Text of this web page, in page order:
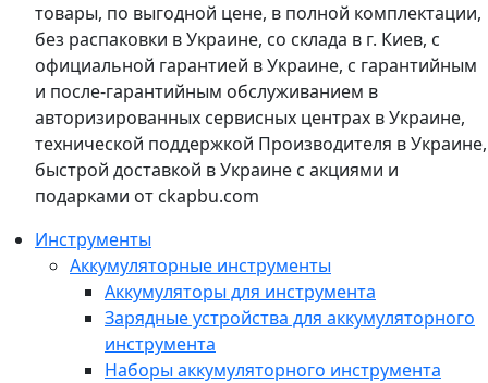
товары, по выгодной цене, в полной комплектации,
без распаковки в Украине, со склада в г. Киев, с
официальной гарантией в Украине, с гарантийным
и после-гарантийным обслуживанием в
авторизированных сервисных центрах в Украине,
технической поддержкой Производителя в Украине,
быстрой доставкой в Украине с акциями и
подарками от ckapbu.com
Инструменты
Аккумуляторные инструменты
Аккумуляторы для инструмента
Зарядные устройства для аккумуляторного
инструмента
Наборы аккумуляторного инструмента